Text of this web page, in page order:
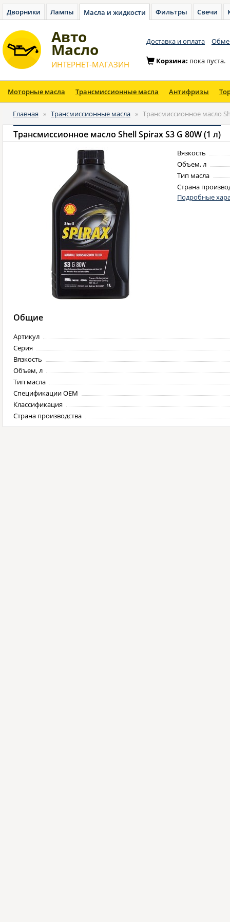
Дворники Лампы Масла и жидкости Фильтры Свечи
Авто
Масло
ИНТЕРНЕТ-МАГАЗИН
Доставка и оплата
Корзина: пока пуста.
Моторные масла Трансмиссионные масла Антифризы
Главная » Трансмиссионные масла » Трансмиссионное масло
Трансмиссионное масло Shell Spirax S3 G 80W (1 л)
Вязкость
Объем, л
Тип масла
Страна
Подробные
Общие
Артикул
Серия
Вязкость
Объем, л
Тип масла
Спецификации OEM
Классификация
Страна производства